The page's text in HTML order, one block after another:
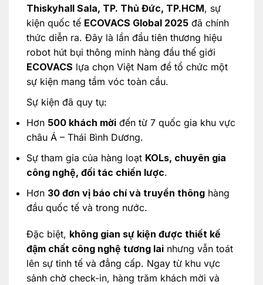
Thiskyhall Sala, TP. Thủ Đức, TP.HCM, sự
kiện quốc tế ECOVACS Global 2025đã chính
thức diễn ra. Đây là lần đầu tiên thương hiệu
robot hút bụi thông minh hàng đầu thế giới
ECOVACS lựa chọn Việt Nam để tổ chức một
sự kiện mang tầm vóc toàn cầu.
Sự kiện đã quy tụ:
Hơn 500 khách mờiđến từ 7 quốc gia khu vực
châu Á – Thái Bình Dương.
Sự tham gia của hàng loạt KOLs, chuyên gia
công nghệ, đối tác chiến lược.
Hơn 30 đơn vị báo chí và truyền thônghàng
đầu quốc tế và trong nước.
Đặc biệt, không gian sự kiện được thiết kế
đậm chất công nghệ tương lainhưng vẫn toát
lên sự tinh tế và đẳng cấp. Ngay từ khu vực
sảnh chờ check-in, hàng trăm khách mời và